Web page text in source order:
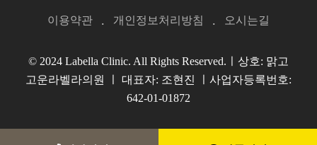
이용약관 개인정보처리방침 오시는길
© 2024 Labella Clinic. All Rights Reserved.ㅣ상호: 맑고
고운라벨라의원 ㅣ 대표자: 조현진 ㅣ사업자등록번호:
642-01-01872